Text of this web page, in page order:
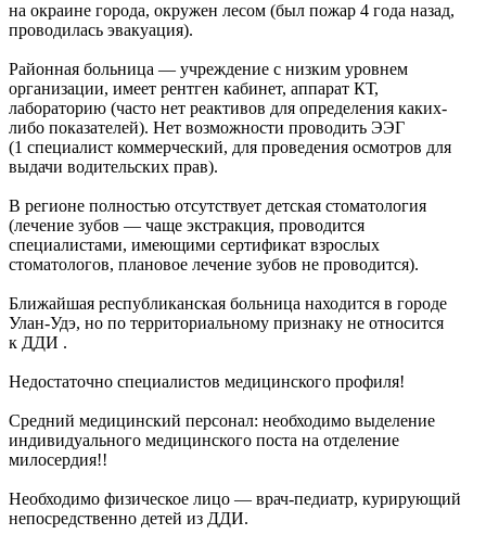
на окраине города, окружен лесом (был пожар 4 года назад,
проводилась эвакуация).
Районная больница — учреждение с низким уровнем
организации, имеет рентген кабинет, аппарат КТ,
лабораторию (часто нет реактивов для определения каких-
либо показателей). Нет возможности проводить ЭЭГ
(1 специалист коммерческий, для проведения осмотров для
выдачи водительских прав).
В регионе полностью отсутствует детская стоматология
(лечение зубов — чаще экстракция, проводится
специалистами, имеющими сертификат взрослых
стоматологов, плановое лечение зубов не проводится).
Ближайшая республиканская больница находится в городе
Улан-Удэ, но по территориальному признаку не относится
к ДДИ .
Недостаточно специалистов медицинского профиля!
Средний медицинский персонал: необходимо выделение
индивидуального медицинского поста на отделение
милосердия!!
Необходимо физическое лицо — врач-педиатр, курирующий
непосредственно детей из ДДИ.